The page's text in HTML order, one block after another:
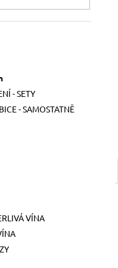
- SETY
- SAMOSTATNĚ
VÍNA